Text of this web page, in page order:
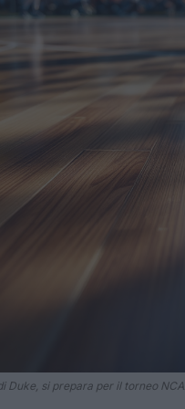
Duke, si prepara per il torneo